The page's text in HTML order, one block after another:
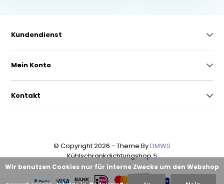
Kundendienst
Mein Konto
Kontakt
© Copyright 2026 - Theme ByDMWS
Kühlschrankdichtungshop5
Wir benutzen Cookies nur für interne Zwecke um den Webshop